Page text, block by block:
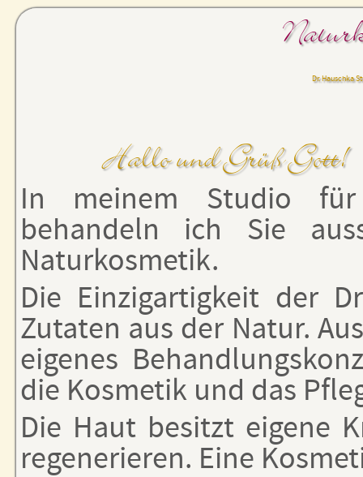
Dr. Hauschka
Hallo und Grüß Gott!
In meinem Studio für
behandeln ich Sie
Naturkosmetik.
Die Einzigartigkeit der
Zutaten aus der Natur.
eigenes
die Kosmetik und das
Die Haut besitzt eigene
regenerieren. Eine